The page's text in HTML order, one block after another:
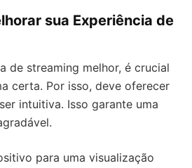
sua Experiência de
de streaming melhor, é crucial
certa. Por isso, deve oferecer
intuitiva. Isso garante uma
para uma visualização